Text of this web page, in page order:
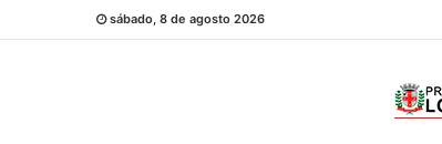
sábado, 8 de agosto 2026